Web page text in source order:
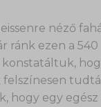
néző
ránk ezen a 540
felszínesen
hogy egy egész